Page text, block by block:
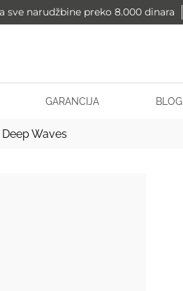
sve narudžbine preko 8.000 dinara
GARANCIJA BLOG
Waves